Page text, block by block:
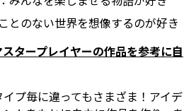
とのない世界を想像するのが好き
タープレイヤーの作品を参考に自
プ毎に違ってもさまざま！アイデ